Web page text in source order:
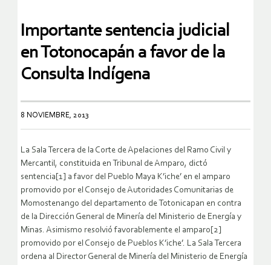
Importante sentencia judicial
en Totonocapán a favor de la
Consulta Indígena
8 NOVIEMBRE, 2013
La Sala Tercera de la Corte de Apelaciones del Ramo Civil y
Mercantil, constituida en Tribunal de Amparo, dictó
sentencia[1] a favor del Pueblo Maya K’iche’ en el amparo
promovido por el Consejo de Autoridades Comunitarias de
Momostenango del departamento de Totonicapan en contra
de la Dirección General de Minería del Ministerio de Energía y
Minas. Asimismo resolvió favorablemente el amparo[2]
promovido por el Consejo de Pueblos K’iche’. La Sala Tercera
ordena al Director General de Minería del Ministerio de Energía